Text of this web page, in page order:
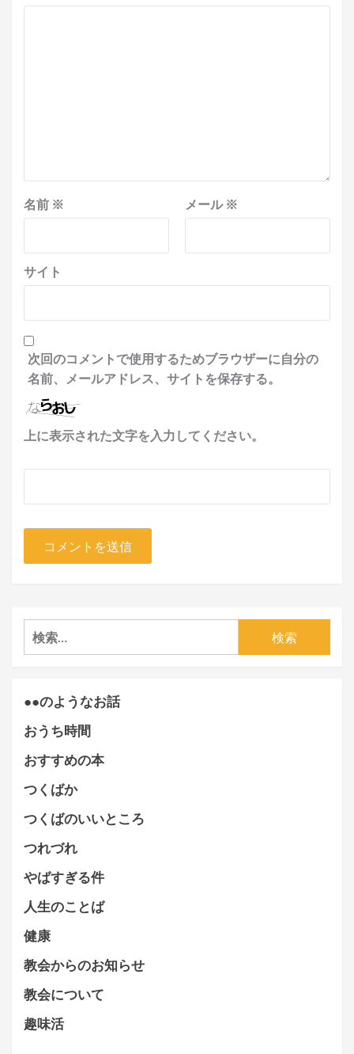
名前 ※ メール ※
サイト
次回のコメントで使用するためブラウザーに自分の
名前、メールアドレス、サイトを保存する。
上に表示された文字を入力してください。
検
索:
●●のようなお話
おうち時間
おすすめの本
つくばか
つくばのいいところ
つれづれ
やばすぎる件
人生のことば
健康
教会からのお知らせ
教会について
趣味活